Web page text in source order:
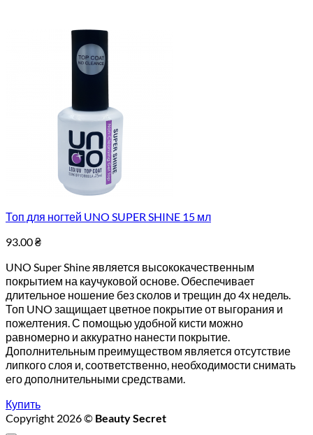
Топ для ногтей UNO SUPER SHINE 15 мл
93.00₴
UNO Super Shine является высококачественным
покрытием на каучуковой основе. Обеспечивает
длительное ношение без сколов и трещин до 4х недель.
Топ UNO защищает цветное покрытие от выгорания и
пожелтения. С помощью удобной кисти можно
равномерно и аккуратно нанести покрытие.
Дополнительным преимуществом является отсутствие
липкого слоя и, соответственно, необходимости снимать
его дополнительными средствами.
Купить
Copyright 2026 © Beauty Secret